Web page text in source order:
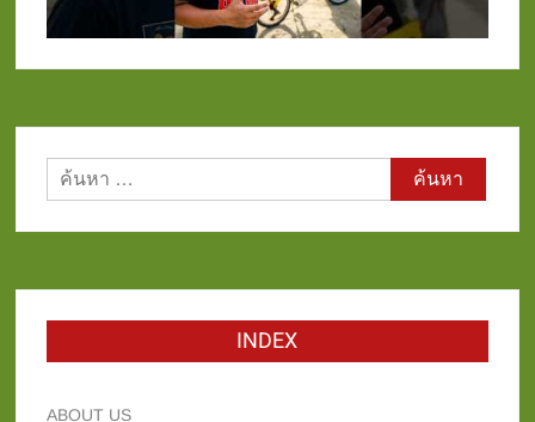
ค้นหา
สำหรับ:
INDEX
ABOUT US